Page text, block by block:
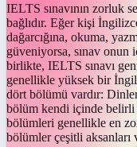
IELTS sınavının zorluk
bağlıdır. Eğer kişi
dağarcığına, okuma,
güveniyorsa, sınav
birlikte, IELTS sınavı
genellikle yüksek bir
dört bölümü vardır:
bölüm kendi içinde
bölümleri genellikle en
bölümler çeşitli aksanları